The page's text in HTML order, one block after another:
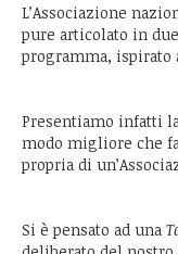
L’Associazione
pure articolato in
programma, ispirato
Presentiamo infatti
modo migliore che
propria di
Si è pensato ad una